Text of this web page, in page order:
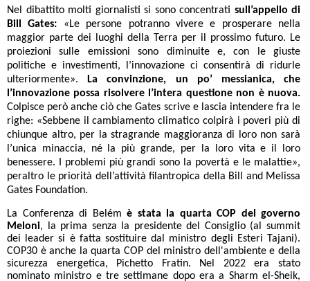
Nel dibattito molti giornalisti si sono concentrati sull’appello di
Bill Gates: «Le persone potranno vivere e prosperare nella
maggior parte dei luoghi della Terra per il prossimo futuro. Le
proiezioni sulle emissioni sono diminuite e, con le giuste
politiche e investimenti, l’innovazione ci consentirà di ridurle
ulteriormente».
La convinzione, un po’ messianica, che
l’innovazione possa risolvere l’intera questione non è nuova.
Colpisce però anche ciò che Gates scrive e lascia intendere fra le
righe: «Sebbene il cambiamento climatico colpirà i poveri più di
chiunque altro, per la stragrande maggioranza di loro non sarà
l’unica minaccia, né la più grande, per la loro vita e il loro
benessere. I problemi più grandi sono la povertà e le malattie»,
peraltro le priorità dell’attività filantropica della Bill and Melissa
Gates Foundation.
La Conferenza di Belém è stata
la quarta COP del governo
Meloni, la prima senza la presidente del Consiglio (al summit
dei leader si è fatta sostituire dal ministro degli Esteri Tajani).
COP30 è anche la quarta COP del ministro dell'ambiente e della
sicurezza energetica, Pichetto Fratin. Nel 2022 era stato
nominato ministro e tre settimane dopo era a Sharm el-Sheik,